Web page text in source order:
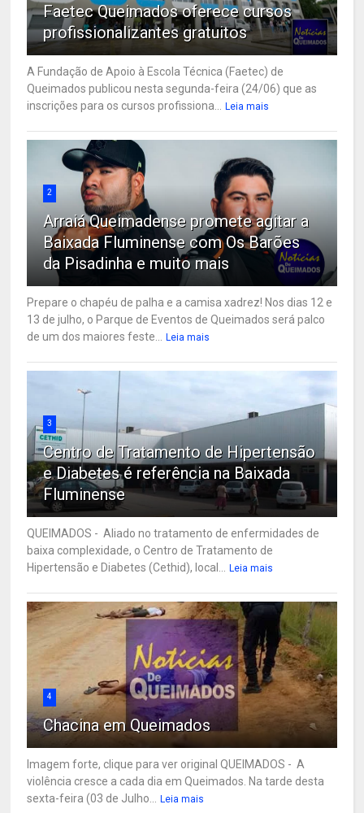
Faetec Queimados oferece cursos
profissionalizantes gratuitos
A Fundação de Apoio à Escola Técnica (Faetec) de
Queimados publicou nesta segunda-feira (24/06) que as
inscrições para os cursos profissiona...
Leia mais
2
Arraiá Queimadense promete agitar a
Baixada Fluminense com Os Barões
da Pisadinha e muito mais
Prepare o chapéu de palha e a camisa xadrez! Nos dias 12 e
13 de julho, o Parque de Eventos de Queimados será palco
de um dos maiores feste...
Leia mais
3
Centro de Tratamento de Hipertensão
e Diabetes é referência na Baixada
Fluminense
QUEIMADOS - Aliado no tratamento de enfermidades de
baixa complexidade, o Centro de Tratamento de
Hipertensão e Diabetes (Cethid), local...
Leia mais
4
Chacina em Queimados
Imagem forte, clique para ver original QUEIMADOS - A
violência cresce a cada dia em Queimados. Na tarde desta
sexta-feira (03 de Julho...
Leia mais